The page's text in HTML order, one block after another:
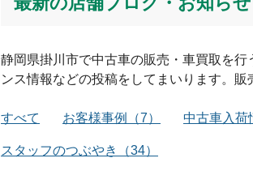
静岡県掛川市で中古車の販売・車買取を行
ンス情報などの投稿をしてまいります。
すべて お客様事例 （7） 中古車入荷
スタッフのつぶやき （34）